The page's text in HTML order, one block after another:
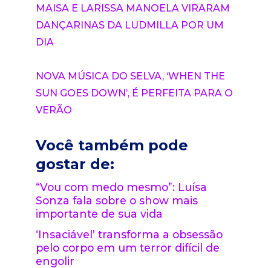
MAISA E LARISSA MANOELA VIRARAM
DANÇARINAS DA LUDMILLA POR UM
DIA
NOVA MÚSICA DO SELVA, ‘WHEN THE
SUN GOES DOWN’, É PERFEITA PARA O
VERÃO
Você também pode
gostar de:
“Vou com medo mesmo”: Luísa
Sonza fala sobre o show mais
importante de sua vida
‘Insaciável’ transforma a obsessão
pelo corpo em um terror difícil de
engolir